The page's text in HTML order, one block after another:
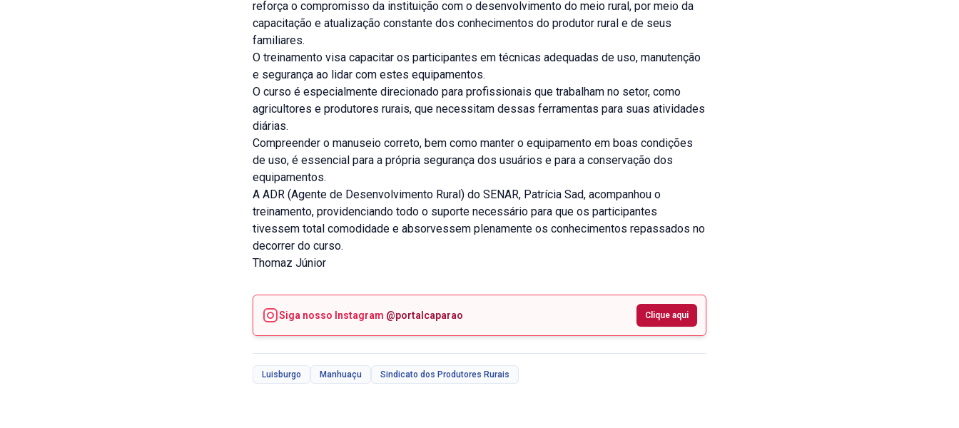
reforça o compromisso da instituição com o desenvolvimento do meio rural, por meio da
capacitação e atualização constante dos conhecimentos do produtor rural e de seus
familiares.
O treinamento visa capacitar os participantes em técnicas adequadas de uso, manutenção
e segurança ao lidar com estes equipamentos.
O curso é especialmente direcionado para profissionais que trabalham no setor, como
agricultores e produtores rurais, que necessitam dessas ferramentas para suas atividades
diárias.
Compreender o manuseio correto, bem como manter o equipamento em boas condições
de uso, é essencial para a própria segurança dos usuários e para a conservação dos
equipamentos.
A ADR (Agente de Desenvolvimento Rural) do SENAR, Patrícia Sad, acompanhou o
treinamento, providenciando todo o suporte necessário para que os participantes
tivessem total comodidade e absorvessem plenamente os conhecimentos repassados no
decorrer do curso.
Thomaz Júnior
Siga nosso Instagram @portalcaparao Clique aqui
Luisburgo Manhuaçu Sindicato dos Produtores Rurais